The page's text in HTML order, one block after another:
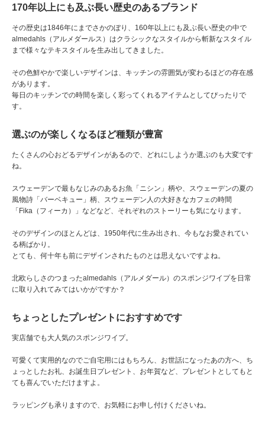
170年以上にも及ぶ長い歴史のあるブランド
その歴史は1846年にまでさかのぼり、160年以上にも及ぶ長い歴史の中で
almedahls（アルメダールス）はクラシックなスタイルから斬新なスタイル
まで様々なテキスタイルを生み出してきました。
その色鮮やかで楽しいデザインは、キッチンの雰囲気が変わるほどの存在感
があります。
毎日のキッチンでの時間を楽しく彩ってくれるアイテムとしてぴったりで
す。
選ぶのが楽しくなるほど種類が豊富
たくさんの心おどるデザインがあるので、どれにしようか選ぶのも大変です
ね。
スウェーデンで最もなじみのあるお魚「ニシン」柄や、スウェーデンの夏の
風物詩「バーベキュー」柄、スウェーデン人の大好きなカフェの時間
「Fika（フィーカ）」などなど、それぞれのストーリーも気になります。
そのデザインのほとんどは、1950年代に生み出され、今もなお愛されてい
る柄ばかり。
とても、何十年も前にデザインされたものとは思えないですよね。
北欧らしさのつまったalmedahls（アルメダール）のスポンジワイプを日常
に取り入れてみてはいかがですか？
ちょっとしたプレゼントにおすすめです
実店舗でも大人気のスポンジワイプ。
可愛くて実用的なのでご自宅用にはもちろん、お世話になったあの方へ、ち
ょっとしたお礼、お誕生日プレゼント、お年賀など、プレゼントとしてもと
ても喜んでいただけますよ。
ラッピングも承りますので、お気軽にお申し付けくださいね。